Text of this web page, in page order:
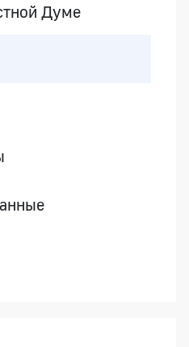
Думе